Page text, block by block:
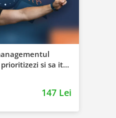
si sa iti
147 Lei